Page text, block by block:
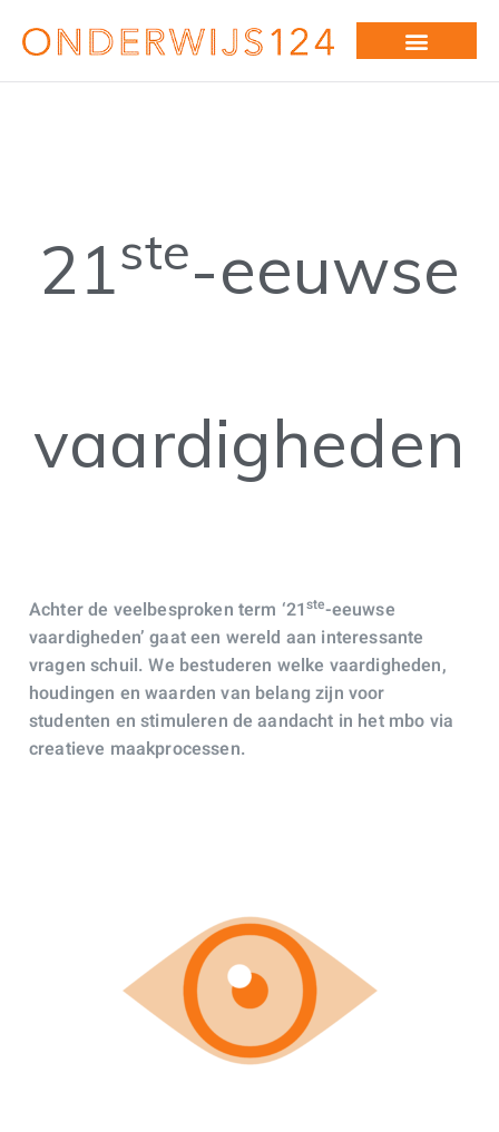
21ste-eeuwse
vaardigheden
Achter de veelbesproken term ‘21ste-eeuwse
vaardigheden’ gaat een wereld aan interessante
vragen schuil. We bestuderen welke vaardigheden,
houdingen en waarden van belang zijn voor
studenten en stimuleren de aandacht in het mbo via
creatieve maakprocessen.